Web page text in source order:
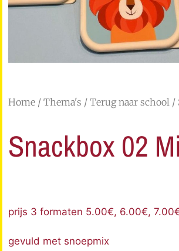
Home / Thema's / Terug naar school /
Snackbox 02
prijs 3 formaten 5.00€, 6.00€,
gevuld met snoepmix